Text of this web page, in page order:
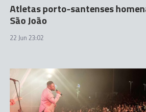
Atletas porto-santenses
São João
22 Jun 23:02